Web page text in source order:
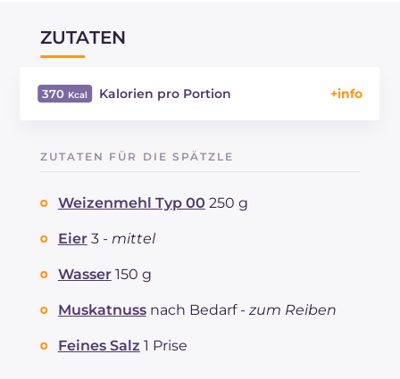
ZUTATEN
370 Kalorien pro Portion
Fette
davon gesättigte Fettsäuren
Cholesterin
Natrium mg
ZUTATEN FÜR DIE SPÄTZLE
Weizenmehl Typ 00 250 g
Eier 3 - mittel
Wasser 150 g
Muskatnuss nach Bedarf - zum Reiben
Feines Salz 1 Prise